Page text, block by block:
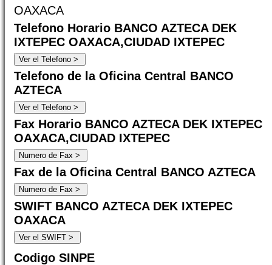
OAXACA
Telefono Horario BANCO AZTECA DEK
IXTEPEC OAXACA,CIUDAD IXTEPEC
Telefono de la Oficina Central BANCO
AZTECA
Fax Horario BANCO AZTECA DEK IXTEPEC
OAXACA,CIUDAD IXTEPEC
Fax de la Oficina Central BANCO AZTECA
SWIFT BANCO AZTECA DEK IXTEPEC
OAXACA
Codigo SINPE